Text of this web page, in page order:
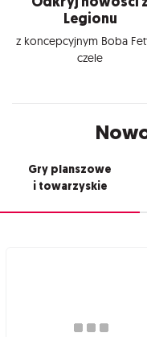
Legionu
z koncepcyjnym Boba
czele
Gry planszowe
i towarzyskie